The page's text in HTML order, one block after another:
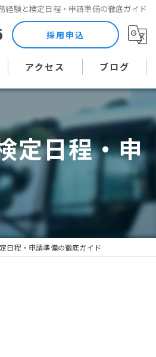
験と検定日程・申請準備の徹底ガイド
採用申込
アクセス ブログ
コラム
定日程・申
日程・申請準備の徹底ガイド